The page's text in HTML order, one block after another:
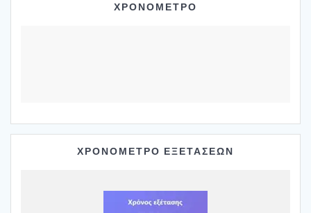
ΧΡΟΝΟΜΕΤΡΟ
ΧΡΟΝΟΜΕΤΡΟ ΕΞΕΤΑΣΕΩΝ